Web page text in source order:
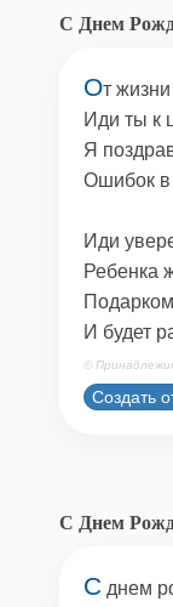
С Днем
От
Иди ты к
Я
Ошибок в
Иди
Ребенка
И будет
©
Создать
С Днем
Сднем